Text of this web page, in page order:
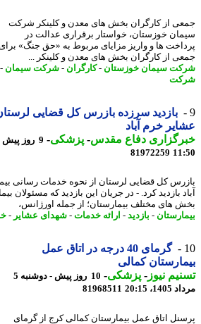
از کارگران بخش های معدن و کلینکر شرکت
خوزستان، خواستار برقراری عدالت در
ها و واریز مزایای مربوط به «حق جنگ» برای
از کارگران بخش های معدن و کلینکر ...
سیمان خوزستان-کارگران- شرکت سیمان-
بازدید سرزده بازرس کل قضایی لرستان
خرم آباد
دفاع مقدس-پزشکی-
81972259
کل قضایی لرستان از نحوه خدمات رسانی
بازدید کرد. - در جریان این بازدید که مسئولان
های مختلف بیمارستان؛ از جمله اورژانس،
-بازدید-ارائه خدمات-شهدای عشایر-
گرمای 40 درجه در اتاق عمل
کمالی
نیوز-پزشکی-
10 روز پیش - دوشنبه 5
20:15
81968511
اتاق عمل بیمارستان کمالی کرج از گرمای